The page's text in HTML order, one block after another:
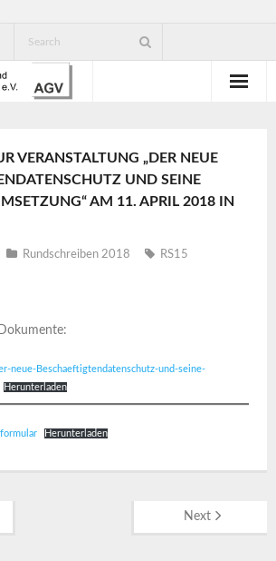
Mitgliedschaft
VERANSTALTUNG „DER NEUE
UND SEINE
AM 11. APRIL 2018 IN
Rundschreiben 2018 RS15
neue-Beschaeftigtendatenschutz-und-seine-
Herunterladen
Herunterladen
Next